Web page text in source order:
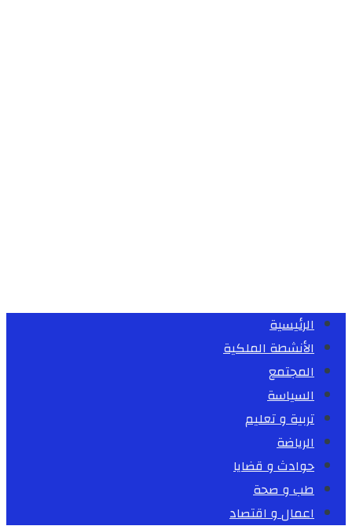
الرئيسية
الأنشطة الملكية
المجتمع
السياسة
تربية و تعليم
الرياضة
حوادث و قضايا
طب و صحة
اعمال و اقتصاد